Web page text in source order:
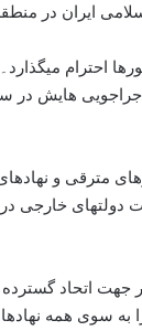
ايران در
احترام ميگذارد۔
ھايش در
مترقى و نھادھای
دولتھاى خارجی در
اتحاد گسترده
سوی همه